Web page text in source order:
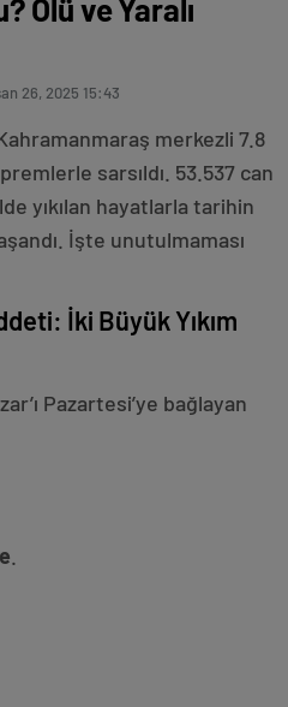
Ölü ve Yaralı
26, 2025 15:43
merkezli 7.8
sarsıldı. 53.537 can
yıkılan hayatlarla tarihin
İşte unutulmaması
İki Büyük Yıkım
Pazartesi’ye bağlayan